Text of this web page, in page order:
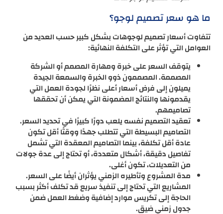
ما هو سعر تصميم لوجو؟
تتفاوت أسعار تصميم لوجوهات بشكل كبير حسب العديد من
العوامل التي تؤثر على التكلفة النهائية:
يتوقف السعر على خبرة ومهارة المصمم أو الشركة
المصممة. المصممون ذوو الخبرة والسمعة الجيدة
يميلون إلى فرض أسعار أعلى نظرًا لجودة العمل التي
يقدمونها والنتائج المضمونة التي يمكن أن تحققها
تصاميمهم.
تعقيد التصميم نفسه يلعب دورًا كبيرًا في تحديد السعر.
التصاميم البسيطة التي تتطلب جهدًا ووقتًا أقل تكون
عادة أقل تكلفة، بينما التصاميم المعقدة التي تشمل
تفاصيل دقيقة، أشكال متعددة، أو تحتاج إلى عدة جولات
من التعديلات، تكون أغلى.
مدة المشروع وتأطيره الزمني يؤثران أيضًا على السعر.
المشاريع التي تحتاج إلى تنفيذ سريع قد تكلف أكثر بسبب
الحاجة إلى تكريس موارد إضافية وضغط العمل ضمن
جدول زمني ضيق.